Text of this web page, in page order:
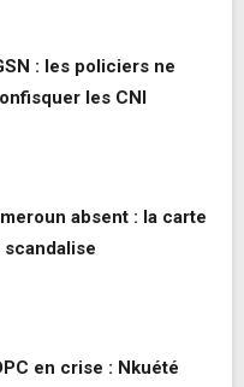
: les policiers ne
les CNI
absent : la carte
en crise : Nkuété